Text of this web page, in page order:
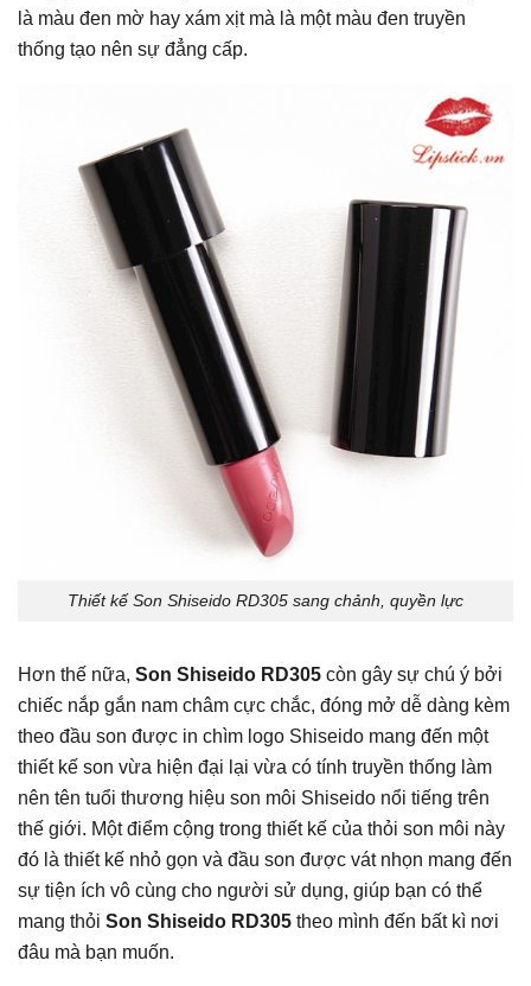
là màu đen mờ hay xám xịt mà là một màu đen truyền
thống tạo nên sự đẳng cấp.
Thiết kế Son Shiseido RD305 sang chảnh, quyền lực
Hơn thế nữa, Son Shiseido RD305 còn gây sự chú ý bởi
chiếc nắp gắn nam châm cực chắc, đóng mở dễ dàng kèm
theo đầu son được in chìm logo Shiseido mang đến một
thiết kế son vừa hiện đại lại vừa có tính truyền thống làm
nên tên tuổi thương hiệu son môi Shiseido nổi tiếng trên
thế giới. Một điểm cộng trong thiết kế của thỏi son môi này
đó là thiết kế nhỏ gọn và đầu son được vát nhọn mang đến
sự tiện ích vô cùng cho người sử dụng, giúp bạn có thể
mang thỏi Son Shiseido RD305 theo mình đến bất kì nơi
đâu mà bạn muốn.